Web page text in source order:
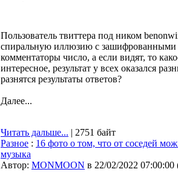
Пользователь твиттера под ником
спиральную иллюзию с зашифрованными
комментаторы число, а если видят, то
интересное, результат у всех оказался
разнятся результаты ответов?
Далее...
Читать дальше... | 2751 байт
Разное : 16 фото о том, что от соседей
музыка
Автор: MONMOON в 22/02/2022 07:00:00